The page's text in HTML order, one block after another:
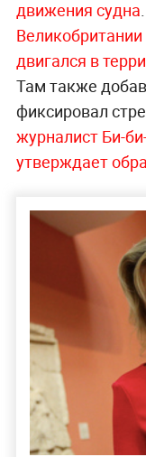
движения судна
двигался в
Там также
фиксировал
журналист Би-
утверждает